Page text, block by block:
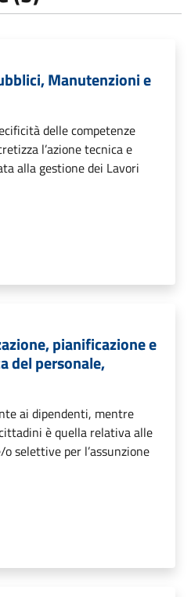
Manutenzioni e
delle competenze
l’azione tecnica e
alla gestione dei Lavori
pianificazione e
del personale,
ai dipendenti, mentre
è quella relativa alle
selettive per l’assunzione